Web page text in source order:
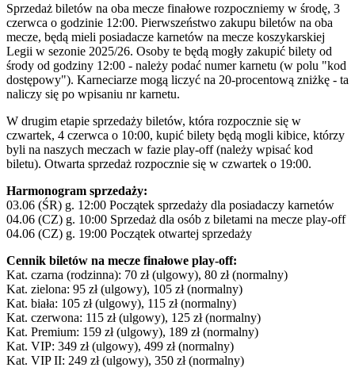
Sprzedaż biletów na oba mecze finałowe rozpoczniemy w środę, 3
czerwca o godzinie 12:00. Pierwszeństwo zakupu biletów na oba
mecze, będą mieli posiadacze karnetów na mecze koszykarskiej
Legii w sezonie 2025/26. Osoby te będą mogły zakupić bilety od
środy od godziny 12:00 - należy podać numer karnetu (w polu "kod
dostępowy"). Karneciarze mogą liczyć na 20-procentową zniżkę - ta
naliczy się po wpisaniu nr karnetu.
W drugim etapie sprzedaży biletów, która rozpocznie się w
czwartek, 4 czerwca o 10:00, kupić bilety będą mogli kibice, którzy
byli na naszych meczach w fazie play-off (należy wpisać kod
biletu). Otwarta sprzedaż rozpocznie się w czwartek o 19:00.
Harmonogram sprzedaży:
03.06 (ŚR) g. 12:00 Początek sprzedaży dla posiadaczy karnetów
04.06 (CZ) g. 10:00 Sprzedaż dla osób z biletami na mecze play-off
04.06 (CZ) g. 19:00 Początek otwartej sprzedaży
Cennik biletów na mecze finałowe play-off:
Kat. czarna (rodzinna): 70 zł (ulgowy), 80 zł (normalny)
Kat. zielona: 95 zł (ulgowy), 105 zł (normalny)
Kat. biała: 105 zł (ulgowy), 115 zł (normalny)
Kat. czerwona: 115 zł (ulgowy), 125 zł (normalny)
Kat. Premium: 159 zł (ulgowy), 189 zł (normalny)
Kat. VIP: 349 zł (ulgowy), 499 zł (normalny)
Kat. VIP II: 249 zł (ulgowy), 350 zł (normalny)